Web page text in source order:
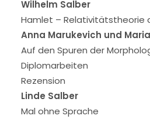
Wilhelm Salber
Hamlet – Relativitätstheorie
Anna Marukevich und
Auf den Spuren der
Diplomarbeiten
Rezension
Linde Salber
Mal ohne Sprache